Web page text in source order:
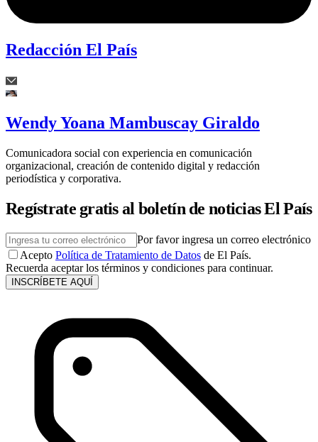
Redacción El País
Wendy Yoana Mambuscay Giraldo
Comunicadora social con experiencia en comunicación
organizacional, creación de contenido digital y redacción
periodística y corporativa.
Regístrate gratis al boletín de noticias El País
Por favor ingresa un correo electrónico
Acepto Política de Tratamiento de Datos de El País.
Recuerda aceptar los términos y condiciones para continuar.
INSCRÍBETE AQUÍ